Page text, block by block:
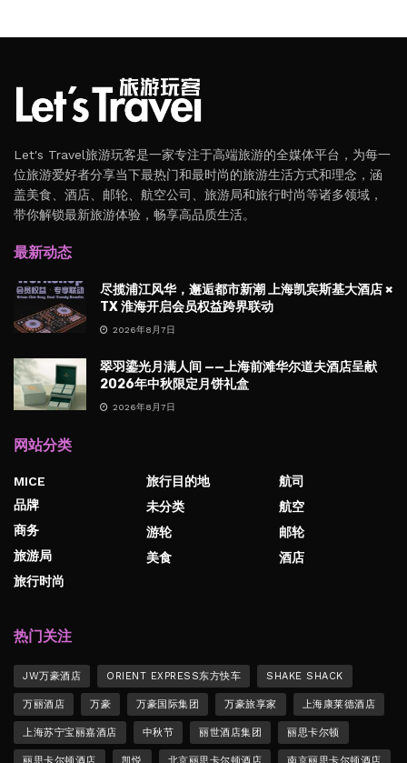
Let's Travel旅游玩客是一家专注于高端旅游的全媒体平台，为每一
位旅游爱好者分享当下最热门和最时尚的旅游生活方式和理念，涵
盖美食、酒店、邮轮、航空公司、旅游局和旅行时尚等诸多领域，
带你解锁最新旅游体验，畅享高品质生活。
最新动态
尽揽浦江风华，邂逅都市新潮 上海凯宾斯基大酒店 ×
TX 淮海开启会员权益跨界联动
2026年8月7日
翠羽鎏光月满人间 ——上海前滩华尔道夫酒店呈献
2026年中秋限定月饼礼盒
2026年8月7日
网站分类
MICE
品牌
商务
旅游局
旅行时尚
旅行目的地
未分类
游轮
美食
航司
航空
邮轮
酒店
热门关注
JW万豪酒店 ORIENT EXPRESS东方快车 SHAKE SHACK
万丽酒店 万豪 万豪国际集团 万豪旅享家 上海康莱德酒店
上海苏宁宝丽嘉酒店 中秋节 丽世酒店集团 丽思卡尔顿